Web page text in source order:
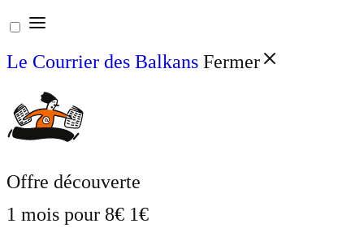
Aller
au
contenu
Le Courrier des Balkans Fermer
Offre découverte
1 mois pour 8€ 1€